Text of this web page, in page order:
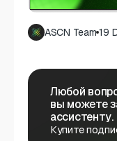
ASCN Team 19
Любой
вы можете
ассистенту.
Купите